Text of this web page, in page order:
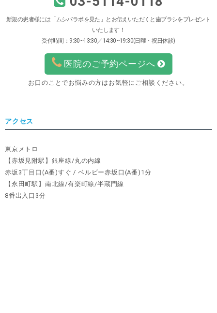
新規の患者様には「ムシバラボを見た」とお伝えいただくと歯ブラシをプレゼント
いたします！
受付時間：9:30~13:30／14:30~19:30(日曜・祝日休診)
医院のご予約ページへ
お口のことでお悩みの方はお気軽にご相談ください。
アクセス
東京メトロ
【赤坂見附駅】銀座線/丸の内線
赤坂3丁目口(A番)すぐ / ベルビー赤坂口(A番)1分
【永田町駅】南北線/有楽町線/半蔵門線
8番出入口3分